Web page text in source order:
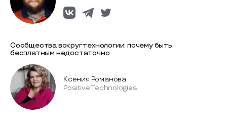
Сообщества вокруг технологии: почему быть
бесплатным недостаточно
Ксения Романова
Positive Technologies